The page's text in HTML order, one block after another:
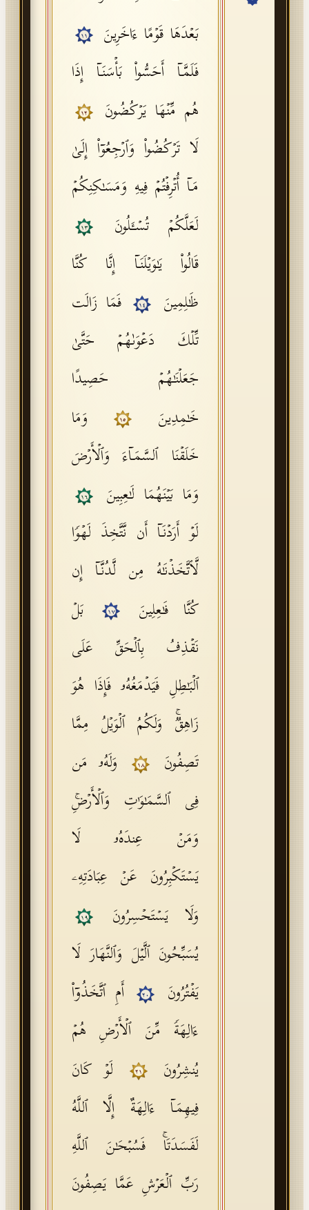
Tajweed Guide
Font Edition Tester
بَعۡدَهَا قَوۡمًا ءَاخَرِینَ
١١
فَلَمَّاۤ أَحَسُّوا۟ بَأۡسَنَاۤ إِذَا
هُم مِّنۡهَا یَرۡكُضُونَ
١٢
لَا تَرۡكُضُوا۟ وَٱرۡجِعُوۤا۟ إِلَىٰ
مَاۤ أُتۡرِفۡتُمۡ فِیهِ وَمَسَـٰكِنِكُمۡ
لَعَلَّكُمۡ تُسۡـَٔلُونَ
١٣
قَالُوا۟ یَـٰوَیۡلَنَاۤ إِنَّا كُنَّا
ظَـٰلِمِینَ
١٤
فَمَا زَالَت
تِّلۡكَ دَعۡوَىٰهُمۡ حَتَّىٰ
جَعَلۡنَـٰهُمۡ حَصِیدًا
خَـٰمِدِینَ
١٥
وَمَا
خَلَقۡنَا ٱلسَّمَاۤءَ وَٱلۡأَرۡضَ
وَمَا بَیۡنَهُمَا لَـٰعِبِینَ
١٦
لَوۡ أَرَدۡنَاۤ أَن نَّتَّخِذَ لَهۡوࣰا
لَّٱتَّخَذۡنَـٰهُ مِن لَّدُنَّاۤ إِن
كُنَّا فَـٰعِلِینَ
١٧
بَلۡ
نَقۡذِفُ بِٱلۡحَقِّ عَلَى
ٱلۡبَـٰطِلِ فَیَدۡمَغُهُۥ فَإِذَا هُوَ
زَاهِقࣱۚ وَلَكُمُ ٱلۡوَیۡلُ مِمَّا
تَصِفُونَ
١٨
وَلَهُۥ مَن
فِی ٱلسَّمَـٰوَ ٰ⁠تِ وَٱلۡأَرۡضِۚ
وَمَنۡ عِندَهُۥ لَا
یَسۡتَكۡبِرُونَ عَنۡ عِبَادَتِهِۦ
وَلَا یَسۡتَحۡسِرُونَ
١٩
یُسَبِّحُونَ ٱلَّیۡلَ وَٱلنَّهَارَ لَا
یَفۡتُرُونَ
٢٠
أَمِ ٱتَّخَذُوۤا۟
ءَالِهَةࣰ مِّنَ ٱلۡأَرۡضِ هُمۡ
یُنشِرُونَ
٢١
لَوۡ كَانَ
فِیهِمَاۤ ءَالِهَةٌ إِلَّا ٱللَّهُ
لَفَسَدَتَاۚ فَسُبۡحَـٰنَ ٱللَّهِ
رَبِّ ٱلۡعَرۡشِ عَمَّا یَصِفُونَ